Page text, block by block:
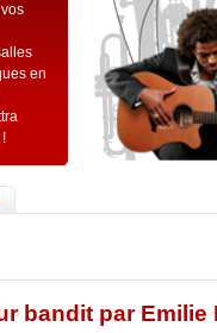
en
bandit par Emilie